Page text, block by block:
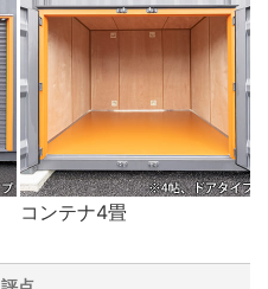
コンテナ4畳